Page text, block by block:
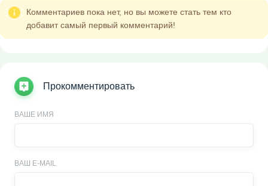
Комментариев пока нет, но вы можете стать тем кто
добавит самый первый комментарий!
Прокомментировать
ВАШЕ ИМЯ
ВАШ E-MAIL